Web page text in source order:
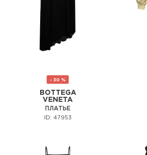
- 30 %
BOTTEGA
VENETA
ПЛАТЬЕ
ID: 47953